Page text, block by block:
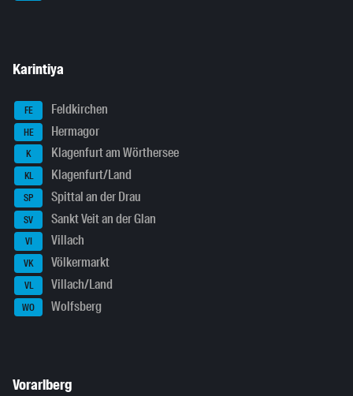
Karintiya
FE Feldkirchen
HE Hermagor
K Klagenfurt am Wörthersee
KL Klagenfurt/Land
SP Spittal an der Drau
SV Sankt Veit an der Glan
VI Villach
VK Völkermarkt
VL Villach/Land
WO Wolfsberg
Vorarlberg